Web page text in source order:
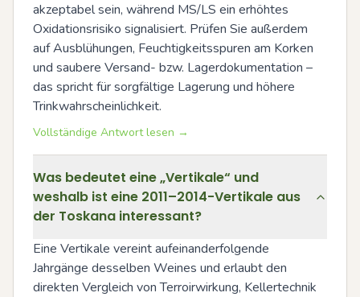
akzeptabel sein, während MS/LS ein erhöhtes
Oxidationsrisiko signalisiert. Prüfen Sie außerdem
auf Ausblühungen, Feuchtigkeitsspuren am Korken
und saubere Versand- bzw. Lagerdokumentation –
das spricht für sorgfältige Lagerung und höhere
Trinkwahrscheinlichkeit.
Vollständige Antwort lesen →
Was bedeutet eine „Vertikale“ und
weshalb ist eine 2011–2014-Vertikale aus
der Toskana interessant?
Eine Vertikale vereint aufeinanderfolgende
Jahrgänge desselben Weines und erlaubt den
direkten Vergleich von Terroirwirkung, Kellertechnik